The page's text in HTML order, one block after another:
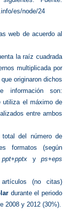
es/node/24
web de acuerdo al
la raíz cuadrada
multiplicada por
originaron dichos
información son:
utiliza el máximo de
entre ambos
del número de
formatos (según
yps+eps
(no citas)
durante el periodo
2008 y 2012 (30%).